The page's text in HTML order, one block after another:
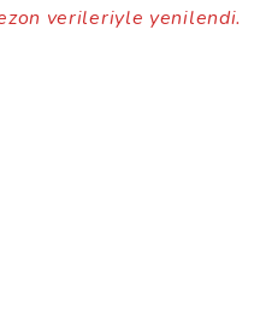
verileriyle yenilendi.